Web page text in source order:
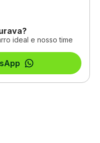
ideal e nosso time